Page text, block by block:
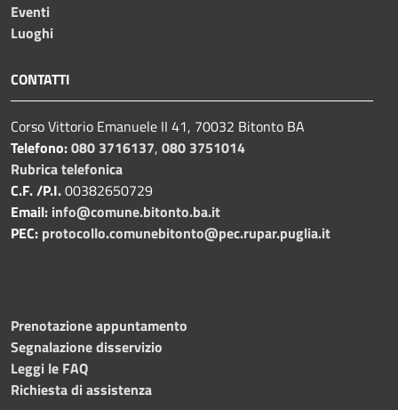
Eventi
Luoghi
CONTATTI
Corso Vittorio Emanuele II 41, 70032 Bitonto BA
Telefono:080 3716137, 080 3751014
Rubrica telefonica
C.F. /P.I.00382650729
Email: info@comune.bitonto.ba.it
PEC: protocollo.comunebitonto@pec.rupar.puglia.it
Prenotazione appuntamento
Segnalazione disservizio
Leggi le FAQ
Richiesta di assistenza